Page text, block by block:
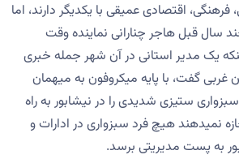
اقتصادی عمیقی با یکدیگر دارند، اما
سال قبل هاجر چنارانی نماینده وقت
یک مدیر استانی در آن شهر جمله خبری
گفت، با پایه میکروفون به میهمان
ستیزی شدیدی را در نیشابور به راه
نمیدهند هیچ فرد سبزواری در ادارات و
به پست مدیریتی برسد.